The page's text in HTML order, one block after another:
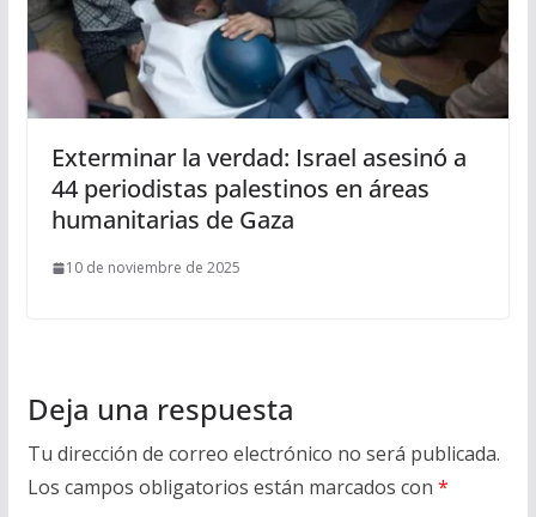
Exterminar la verdad: Israel asesinó a
44 periodistas palestinos en áreas
humanitarias de Gaza
10 de noviembre de 2025
Deja una respuesta
Tu dirección de correo electrónico no será publicada.
Los campos obligatorios están marcados con *